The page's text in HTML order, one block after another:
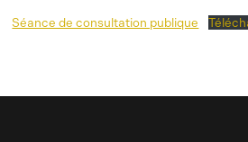
Séance de consultation publique